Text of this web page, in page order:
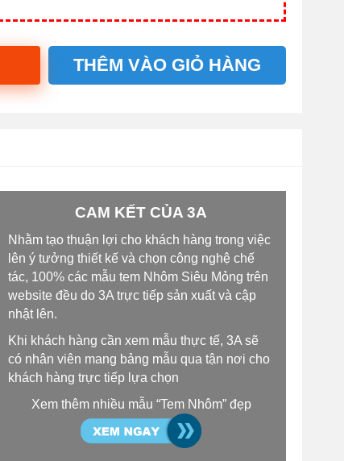
THÊM VÀO GIỎ HÀNG
CAM KẾT CỦA 3A
Nhằm tạo thuận lợi cho khách hàng trong việc
lên ý tưởng thiết kế và chọn công nghệ chế
tác, 100% các mẫu tem Nhôm Siêu Mỏng trên
website đều do 3A trực tiếp sản xuất và cập
nhật lên.
Khi khách hàng cần xem mẫu thực tế, 3A sẽ
có nhân viên mang bảng mẫu qua tận nơi cho
khách hàng trực tiếp lựa chọn
Xem thêm nhiều mẫu “Tem Nhôm” đẹp